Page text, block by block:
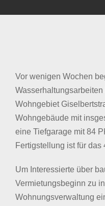
Vor wenigen Wochen
Wohngebiet
Wohngebäude mit
eine Tiefgarage mit 84
Fertigstellung ist für das
Um Interessierte über
Vermietungsbeginn zu
Wohnungsverwaltung